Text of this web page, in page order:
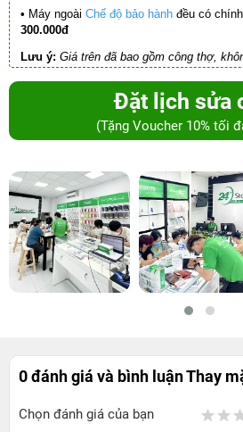
• Máy ngoài Chế độ bảo hành đều có
300.000đ
Lưu ý: Giá trên đã bao gồm công thợ,
Đặt lịch sửa
(Tặng Voucher 10% tối
0 đánh giá và bình luậnThay
Chọn đánh giá của bạn